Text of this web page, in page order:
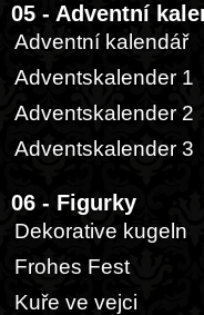
05 - Adventní
Adventní kalendář
Adventskalender 1
Adventskalender 2
Adventskalender 3
06 - Figurky
Dekorative kugeln
Frohes Fest
Kuře ve vejci